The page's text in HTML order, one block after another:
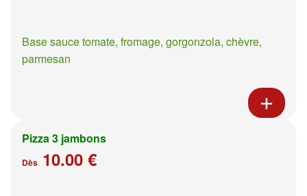
Base sauce tomate, fromage, gorgonzola, chèvre,
parmesan
Pizza 3 jambons
Dès 10.00 €